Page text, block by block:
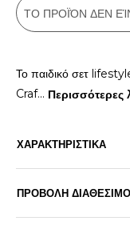
ΤΟ ΠΡΟΪΌΝ ΔΕΝ
Το παιδικό σετ
Craf... Περισσότερες
ΧΑΡΑΚΤΗΡΙΣΤΙΚΑ
ΠΡΟΒΟΛΗ